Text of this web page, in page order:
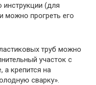
(для
можно прогреть его
труб можно
участок с
а крепится на
сварку».